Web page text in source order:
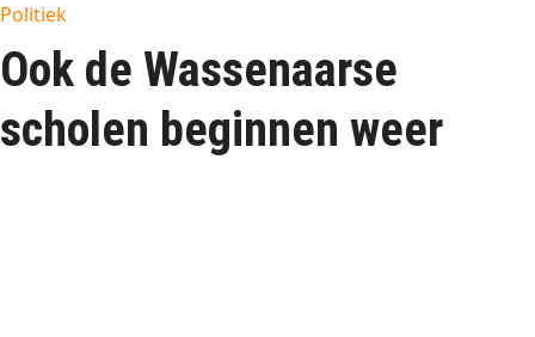
Politiek
Ook de Wassenaarse
scholen beginnen weer